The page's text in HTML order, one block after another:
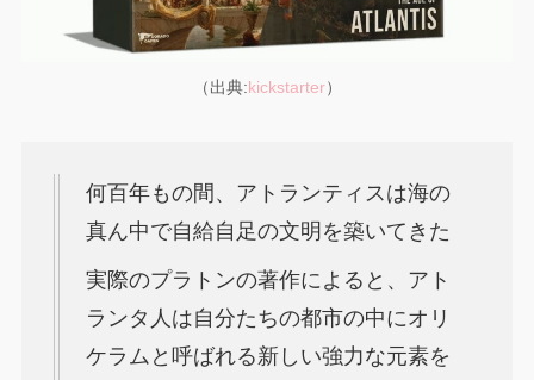
（出典:kickstarter）
何百年もの間、アトランティスは海の
真ん中で自給自足の文明を築いてきた
実際のプラトンの著作によると、アト
ランタ人は自分たちの都市の中にオリ
ケラムと呼ばれる新しい強力な元素を